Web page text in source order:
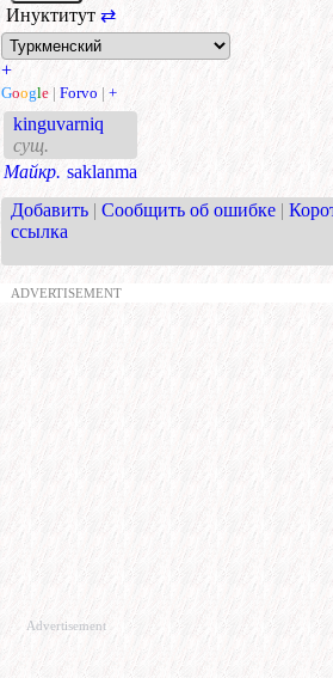
Инуктитут ⇄
+
Google | Forvo | +
kinguvarniq
сущ.
Майкр. saklanma
Добавить | Сообщить об ошибке |
ссылка
ADVERTISEMENT
Advertisement